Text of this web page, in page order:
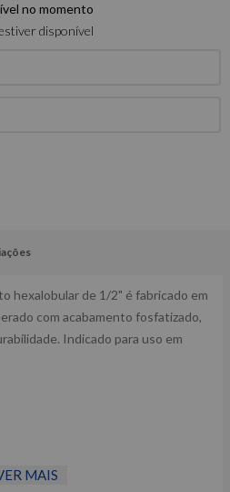
no momento
disponível
hexalobular de 1/2" é fabricado em
com acabamento fosfatizado,
Indicado para uso em
MAIS